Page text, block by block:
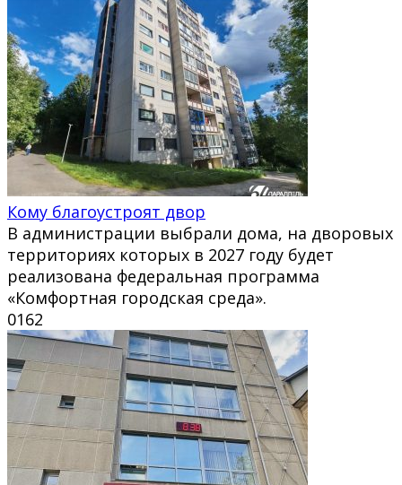
Кому благоустроят двор
В администрации выбрали дома, на дворовых
территориях которых в 2027 году будет
реализована федеральная программа
«Комфортная городская среда».
0162